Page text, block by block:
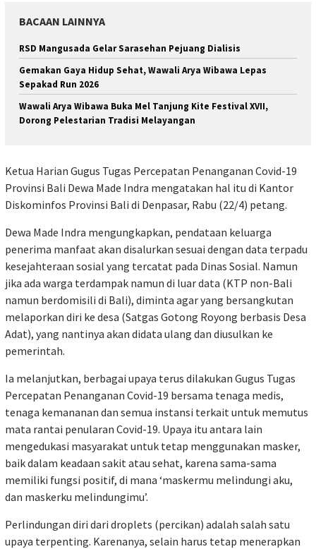
BACAAN LAINNYA
RSD Mangusada Gelar Sarasehan Pejuang Dialisis
Gemakan Gaya Hidup Sehat, Wawali Arya Wibawa Lepas
Sepakad Run 2026
Wawali Arya Wibawa Buka Mel Tanjung Kite Festival XVII,
Dorong Pelestarian Tradisi Melayangan
Ketua Harian Gugus Tugas Percepatan Penanganan Covid-19
Provinsi Bali Dewa Made Indra mengatakan hal itu di Kantor
Diskominfos Provinsi Bali di Denpasar, Rabu (22/4) petang.
Dewa Made Indra mengungkapkan, pendataan keluarga
penerima manfaat akan disalurkan sesuai dengan data terpadu
kesejahteraan sosial yang tercatat pada Dinas Sosial. Namun
jika ada warga terdampak namun di luar data (KTP non-Bali
namun berdomisili di Bali), diminta agar yang bersangkutan
melaporkan diri ke desa (Satgas Gotong Royong berbasis Desa
Adat), yang nantinya akan didata ulang dan diusulkan ke
pemerintah.
Ia melanjutkan, berbagai upaya terus dilakukan Gugus Tugas
Percepatan Penanganan Covid-19 bersama tenaga medis,
tenaga kemananan dan semua instansi terkait untuk memutus
mata rantai penularan Covid-19. Upaya itu antara lain
mengedukasi masyarakat untuk tetap menggunakan masker,
baik dalam keadaan sakit atau sehat, karena sama-sama
memiliki fungsi positif, di mana ‘maskermu melindungi aku,
dan maskerku melindungimu’.
Perlindungan diri dari droplets (percikan) adalah salah satu
upaya terpenting. Karenanya, selain harus tetap menerapkan